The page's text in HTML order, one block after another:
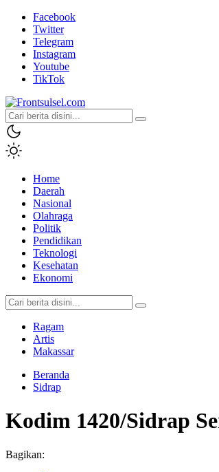
Facebook
Twitter
Telegram
Instagram
Youtube
TikTok
Frontsulsel.com
Terdepan Mengabarkan dari Sulawesi Selatan
Home
Daerah
Nasional
Olahraga
Politik
Pendidikan
Teknologi
Kesehatan
Ekonomi
Ragam
Artis
Makassar
Beranda
Sidrap
Kodim 1420/Sidrap
Bagikan: